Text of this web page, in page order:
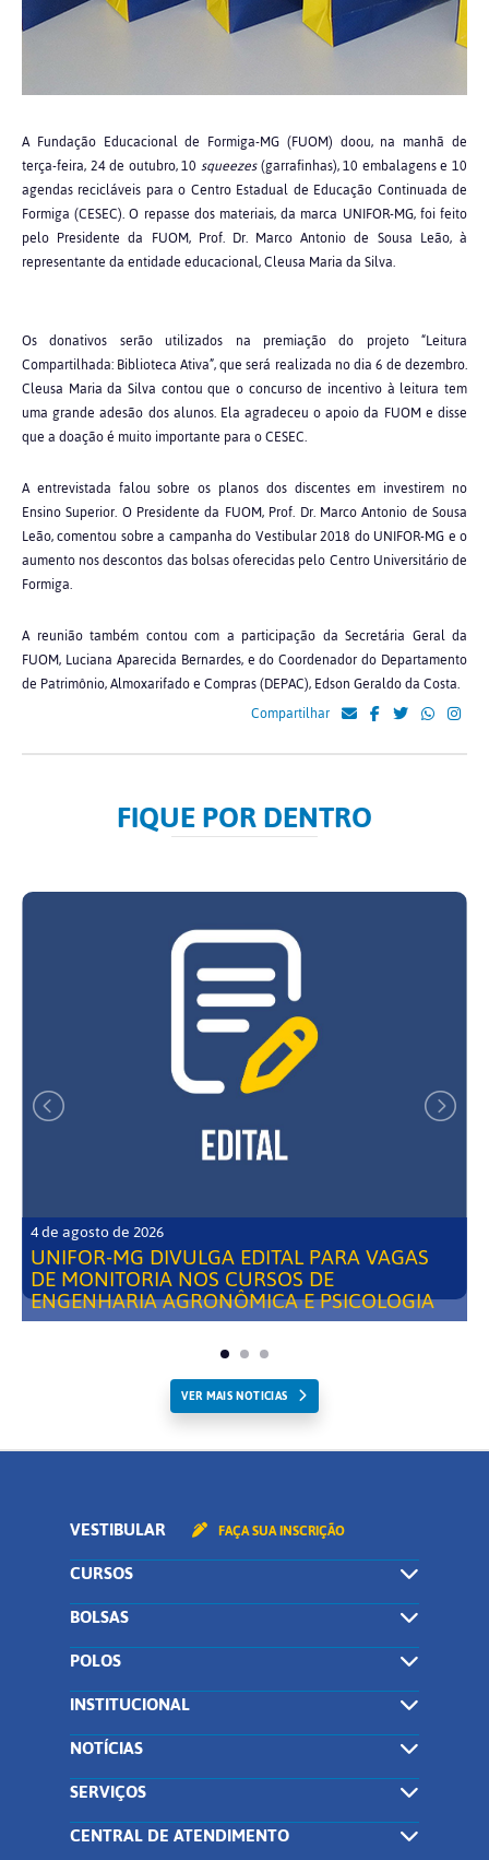
A Fundação Educacional de Formiga-MG (FUOM) doou, na manhã de
terça-feira, 24 de outubro, 10 squeezes(garrafinhas), 10 embalagens e 10
agendas recicláveis para o Centro Estadual de Educação Continuada de
Formiga (CESEC). O repasse dos materiais, da marca UNIFOR-MG, foi feito
pelo Presidente da FUOM, Prof. Dr. Marco Antonio de Sousa Leão, à
representante da entidade educacional, Cleusa Maria da Silva.
Os donativos serão utilizados na premiação do projeto “Leitura
Compartilhada: Biblioteca Ativa”, que será realizada no dia 6 de dezembro.
Cleusa Maria da Silva contou que o concurso de incentivo à leitura tem
uma grande adesão dos alunos. Ela agradeceu o apoio da FUOM e disse
que a doação é muito importante para o CESEC.
A entrevistada falou sobre os planos dos discentes em investirem no
Ensino Superior. O Presidente da FUOM, Prof. Dr. Marco Antonio de Sousa
Leão, comentou sobre a campanha do Vestibular 2018 do UNIFOR-MG e o
aumento nos descontos das bolsas oferecidas pelo Centro Universitário de
Formiga.
A reunião também contou com a participação da Secretária Geral da
FUOM, Luciana Aparecida Bernardes, e do Coordenador do Departamento
de Patrimônio, Almoxarifado e Compras (DEPAC), Edson Geraldo da Costa.
Compartilhar
FIQUE POR DENTRO
4 de agosto de 2026
UNIFOR-MG DIVULGA EDITAL PARA VAGAS
DE MONITORIA NOS CURSOS DE
ENGENHARIA AGRONÔMICA E PSICOLOGIA
VER MAIS NOTICIAS
VESTIBULAR FAÇA SUA INSCRIÇÃO
CURSOS
BOLSAS
POLOS
INSTITUCIONAL
NOTÍCIAS
SERVIÇOS
CENTRAL DE ATENDIMENTO